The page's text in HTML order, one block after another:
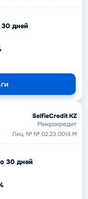
30 дней
SelfieCredit KZ
Микрокредит
Лиц. № № 02.23.0014.М
30 дней